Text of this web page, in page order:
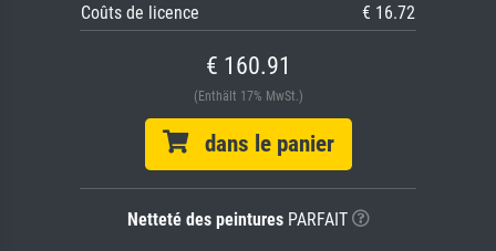
Coûts de licence
€ 16.72
€ 160.91
(Enthält 17% MwSt.)
dans le panier
Netteté des peinturesPARFAIT